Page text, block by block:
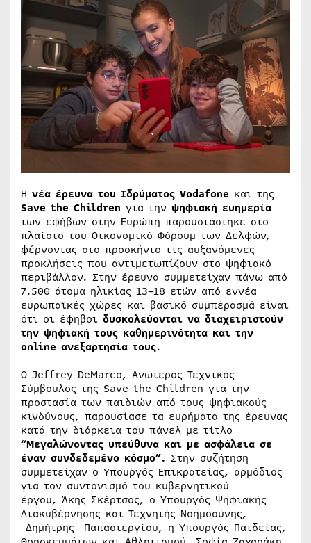
Η νέα έρευνα του Ιδρύματος Vodafone και της
Save the Children για την ψηφιακή ευημερία
των εφήβων στην Ευρώπη παρουσιάστηκε στο
πλαίσιο του Οικονομικό Φόρουμ των Δελφών,
φέρνοντας στο προσκήνιο τις αυξανόμενες
προκλήσεις που αντιμετωπίζουν στο ψηφιακό
περιβάλλον. Στην έρευνα συμμετείχαν πάνω από
7.500 άτομα ηλικίας 13–18 ετών από εννέα
ευρωπαϊκές χώρες και βασικό συμπέρασμά είναι
ότι οι έφηβοι δυσκολεύονται να διαχειριστούν
την ψηφιακή τους καθημερινότητα και την
online ανεξαρτησία τους.
Ο Jeffrey DeMarco, Ανώτερος Τεχνικός
Σύμβουλος της Save the Children για την
προστασία των παιδιών από τους ψηφιακούς
κινδύνους, παρουσίασε τα ευρήματα της έρευνας
κατά την διάρκεια του πάνελ με τίτλο
“Μεγαλώνοντας υπεύθυνα και με ασφάλεια σε
έναν συνδεδεμένο κόσμο”. Στην συζήτηση
συμμετείχαν ο Υπουργός Επικρατείας, αρμόδιος
για τον συντονισμό του κυβερνητικού
έργου, Άκης Σκέρτσος, ο Υπουργός Ψηφιακής
Διακυβέρνησης και Τεχνητής Νοημοσύνης,
Δημήτρης Παπαστεργίου, η Υπουργός Παιδείας,